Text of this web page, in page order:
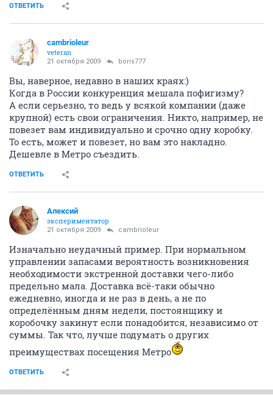
ОТВЕТИТЬ
cambrioleur
veteran
21 октября 2009 boris777
Вы, наверное, недавно в наших краях:)
Когда в России конкуренция мешала пофигизму?
А если серьезно, то ведь у всякой компании (даже
крупной) есть свои ограничения. Никто, например, не
повезет вам индивидуально и срочно одну коробку.
То есть, может и повезет, но вам это накладно.
Дешевле в Метро съездить.
ОТВЕТИТЬ
Алексий
экспериментатор
21 октября 2009 cambrioleur
Изначально неудачный пример. При нормальном
управлении запасами вероятность возникновения
необходимости экстренной доставки чего-либо
предельно мала. Доставка всё-таки обычно
ежедневно, иногда и не раз в день, а не по
определённым дням недели, постоянщику и
коробочку закинут если понадобится, независимо от
суммы. Так что, лучше подумать о других
преимуществах посещения Метро
ОТВЕТИТЬ